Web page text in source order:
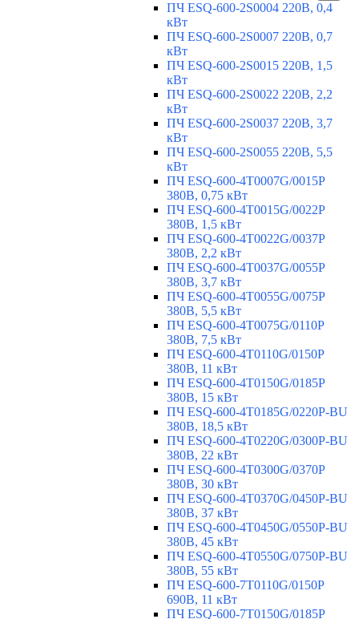
ПЧ ESQ-600-2S0004 220В, 0,4
кВт
ПЧ ESQ-600-2S0007 220В, 0,7
кВт
ПЧ ESQ-600-2S0015 220В, 1,5
кВт
ПЧ ESQ-600-2S0022 220В, 2,2
кВт
ПЧ ESQ-600-2S0037 220В, 3,7
кВт
ПЧ ESQ-600-2S0055 220В, 5,5
кВт
ПЧ ESQ-600-4T0007G/0015P
380В, 0,75 кВт
ПЧ ESQ-600-4T0015G/0022P
380В, 1,5 кВт
ПЧ ESQ-600-4T0022G/0037P
380В, 2,2 кВт
ПЧ ESQ-600-4T0037G/0055P
380В, 3,7 кВт
ПЧ ESQ-600-4T0055G/0075P
380В, 5,5 кВт
ПЧ ESQ-600-4T0075G/0110P
380В, 7,5 кВт
ПЧ ESQ-600-4T0110G/0150P
380В, 11 кВт
ПЧ ESQ-600-4T0150G/0185P
380В, 15 кВт
ПЧ ESQ-600-4T0185G/0220P-BU
380В, 18,5 кВт
ПЧ ESQ-600-4T0220G/0300P-BU
380В, 22 кВт
ПЧ ESQ-600-4T0300G/0370P
380В, 30 кВт
ПЧ ESQ-600-4T0370G/0450P-BU
380В, 37 кВт
ПЧ ESQ-600-4T0450G/0550P-BU
380В, 45 кВт
ПЧ ESQ-600-4T0550G/0750P-BU
380В, 55 кВт
ПЧ ESQ-600-7T0110G/0150P
690В, 11 кВт
ПЧ ESQ-600-7T0150G/0185P